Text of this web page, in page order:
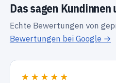
Das sagen Kundinnen
Echte Bewertungen von
Bewertungen bei Google →
★★★★★